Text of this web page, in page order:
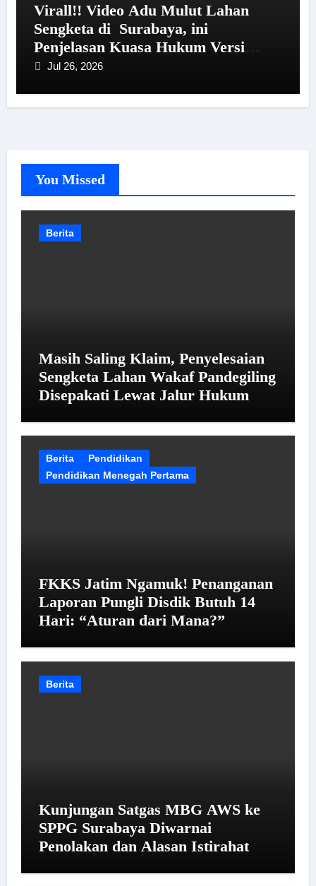
Virall!! Video Adu Mulut Lahan
Sengketa di Surabaya, ini
Penjelasan Kuasa Hukum Versi
Kliennya
Jul 26, 2026
You Missed
Berita
Masih Saling Klaim, Penyelesaian
Sengketa Lahan Wakaf Pandegiling
Disepakati Lewat Jalur Hukum
Berita
Pendidikan
Pendidikan Menegah Pertama
FKKS Jatim Ngamuk! Penanganan
Laporan Pungli Disdik Butuh 14
Hari: “Aturan dari Mana?”
Berita
Kunjungan Satgas MBG AWS ke
SPPG Surabaya Diwarnai
Penolakan dan Alasan Istirahat